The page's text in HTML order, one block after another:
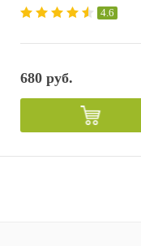
4.6
680 руб.